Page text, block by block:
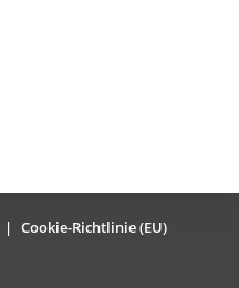
Cookie-Richtlinie (EU)